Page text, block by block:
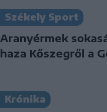
Székely Sport
Aranyérmek
haza Kőszegről a
Krónika